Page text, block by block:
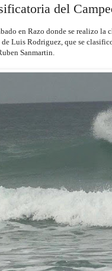
del
en Razo donde se realizo
de Luis Rodriguez, que se
Sanmartin.